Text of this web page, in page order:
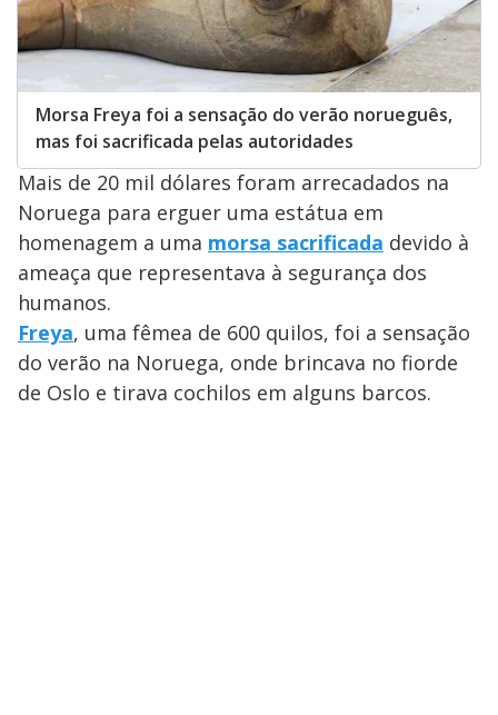
Morsa Freya foi a sensação do verão norueguês,
mas foi sacrificada pelas autoridades
Mais de 20 mil dólares foram arrecadados na
Noruega para erguer uma estátua em
homenagem a uma morsa sacrificada devido à
ameaça que representava à segurança dos
humanos.
Freya, uma fêmea de 600 quilos, foi a sensação
do verão na Noruega, onde brincava no fiorde
de Oslo e tirava cochilos em alguns barcos.